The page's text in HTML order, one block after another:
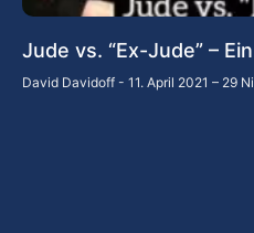
Jude vs. “Ex-Jude” –
David Davidoff 11. April 2021 – 29